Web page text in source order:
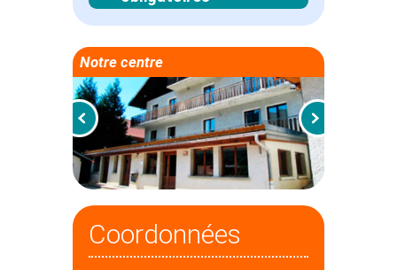
Notre centre
Coordonnées